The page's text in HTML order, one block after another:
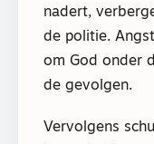
nadert,
de politie.
om God onder
de gevolgen.
Vervolgens